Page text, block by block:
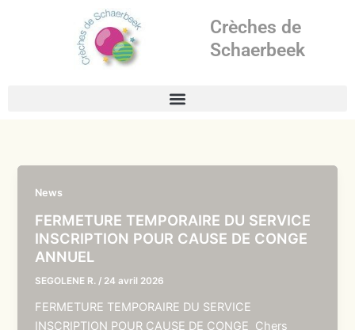
Crèches de
Schaerbeek
News
FERMETURE TEMPORAIRE DU SERVICE
INSCRIPTION POUR CAUSE DE CONGE
ANNUEL
SEGOLENE R. / 24 avril 2026
FERMETURE TEMPORAIRE DU SERVICE
INSCRIPTION POUR CAUSE DE CONGE Chers